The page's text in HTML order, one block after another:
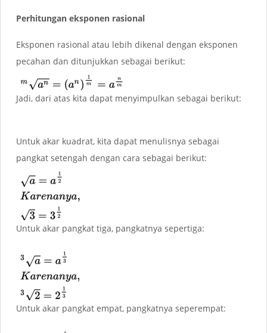
Perhitungan eksponen rasional
Eksponen rasional atau lebih dikenal dengan eksponen
pecahan dan ditunjukkan sebagai berikut:
Jadi, dari atas kita dapat menyimpulkan sebagai berikut:
Untuk akar kuadrat, kita dapat menulisnya sebagai
pangkat setengah dengan cara sebagai berikut:
Untuk akar pangkat tiga, pangkatnya sepertiga:
Untuk akar pangkat empat, pangkatnya seperempat: